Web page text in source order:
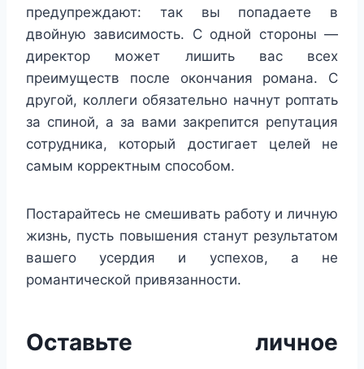
предупреждают: так вы попадаете в
двойную зависимость. С одной стороны —
директор может лишить вас всех
преимуществ после окончания романа. С
другой, коллеги обязательно начнут роптать
за спиной, а за вами закрепится репутация
сотрудника, который достигает целей не
самым корректным способом.
Постарайтесь не смешивать работу и личную
жизнь, пусть повышения станут результатом
вашего усердия и успехов, а не
романтической привязанности.
Оставьте личное